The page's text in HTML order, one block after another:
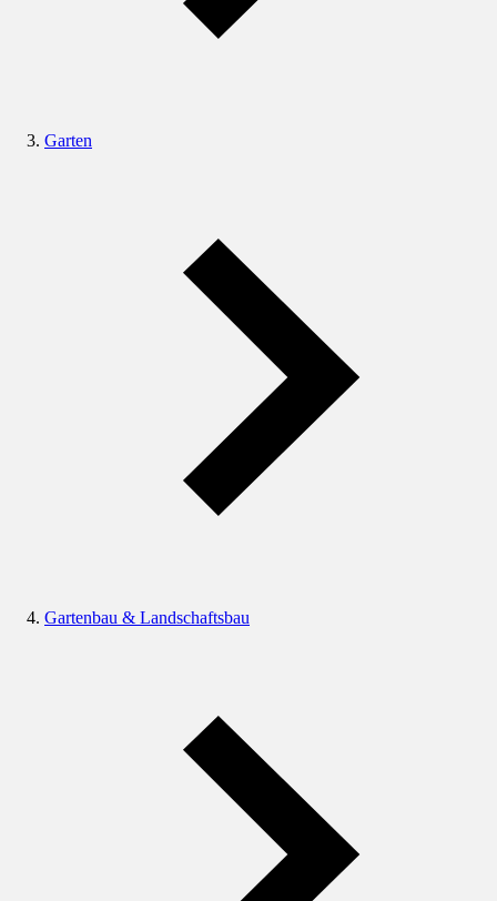
Garten
Gartenbau & Landschaftsbau